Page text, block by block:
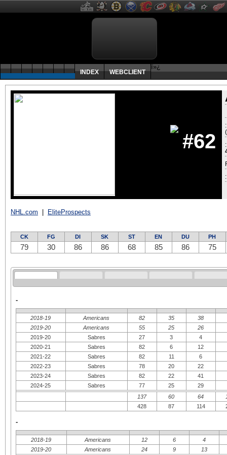
ï»¿
INDEX WEBCLIENT
#62
:
NHL.com EliteProspects
CK FG DI SK ST EN DU PH
79 30 86 86 68 85 86 75
-
2018-19 Americans 82 35
38
2019-20
Americans 55 25
26
2019-20
Sabres 27 3
4
2020-21
Sabres 82 6
12
2021-22
Sabres 82 11
6
2022-23
Sabres 78 20
22
2023-24
Sabres 82 22
41
2024-25
Sabres 77 25
29
137
60 64
428
87 114
-
2018-19 Americans 12 6
4
2019-20
Americans 24 9
13